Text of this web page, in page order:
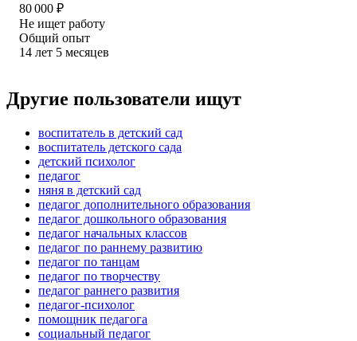
80 000 ₽
Не ищет работу
Общий опыт
14 лет 5 месяцев
Другие пользователи ищут
воспитатель в детский сад
воспитатель детского сада
детский психолог
педагог
няня в детский сад
педагог дополнительного образования
педагог дошкольного образования
педагог начальных классов
педагог по раннему развитию
педагог по танцам
педагог по творчеству
педагог раннего развития
педагог-психолог
помощник педагога
социальный педагог